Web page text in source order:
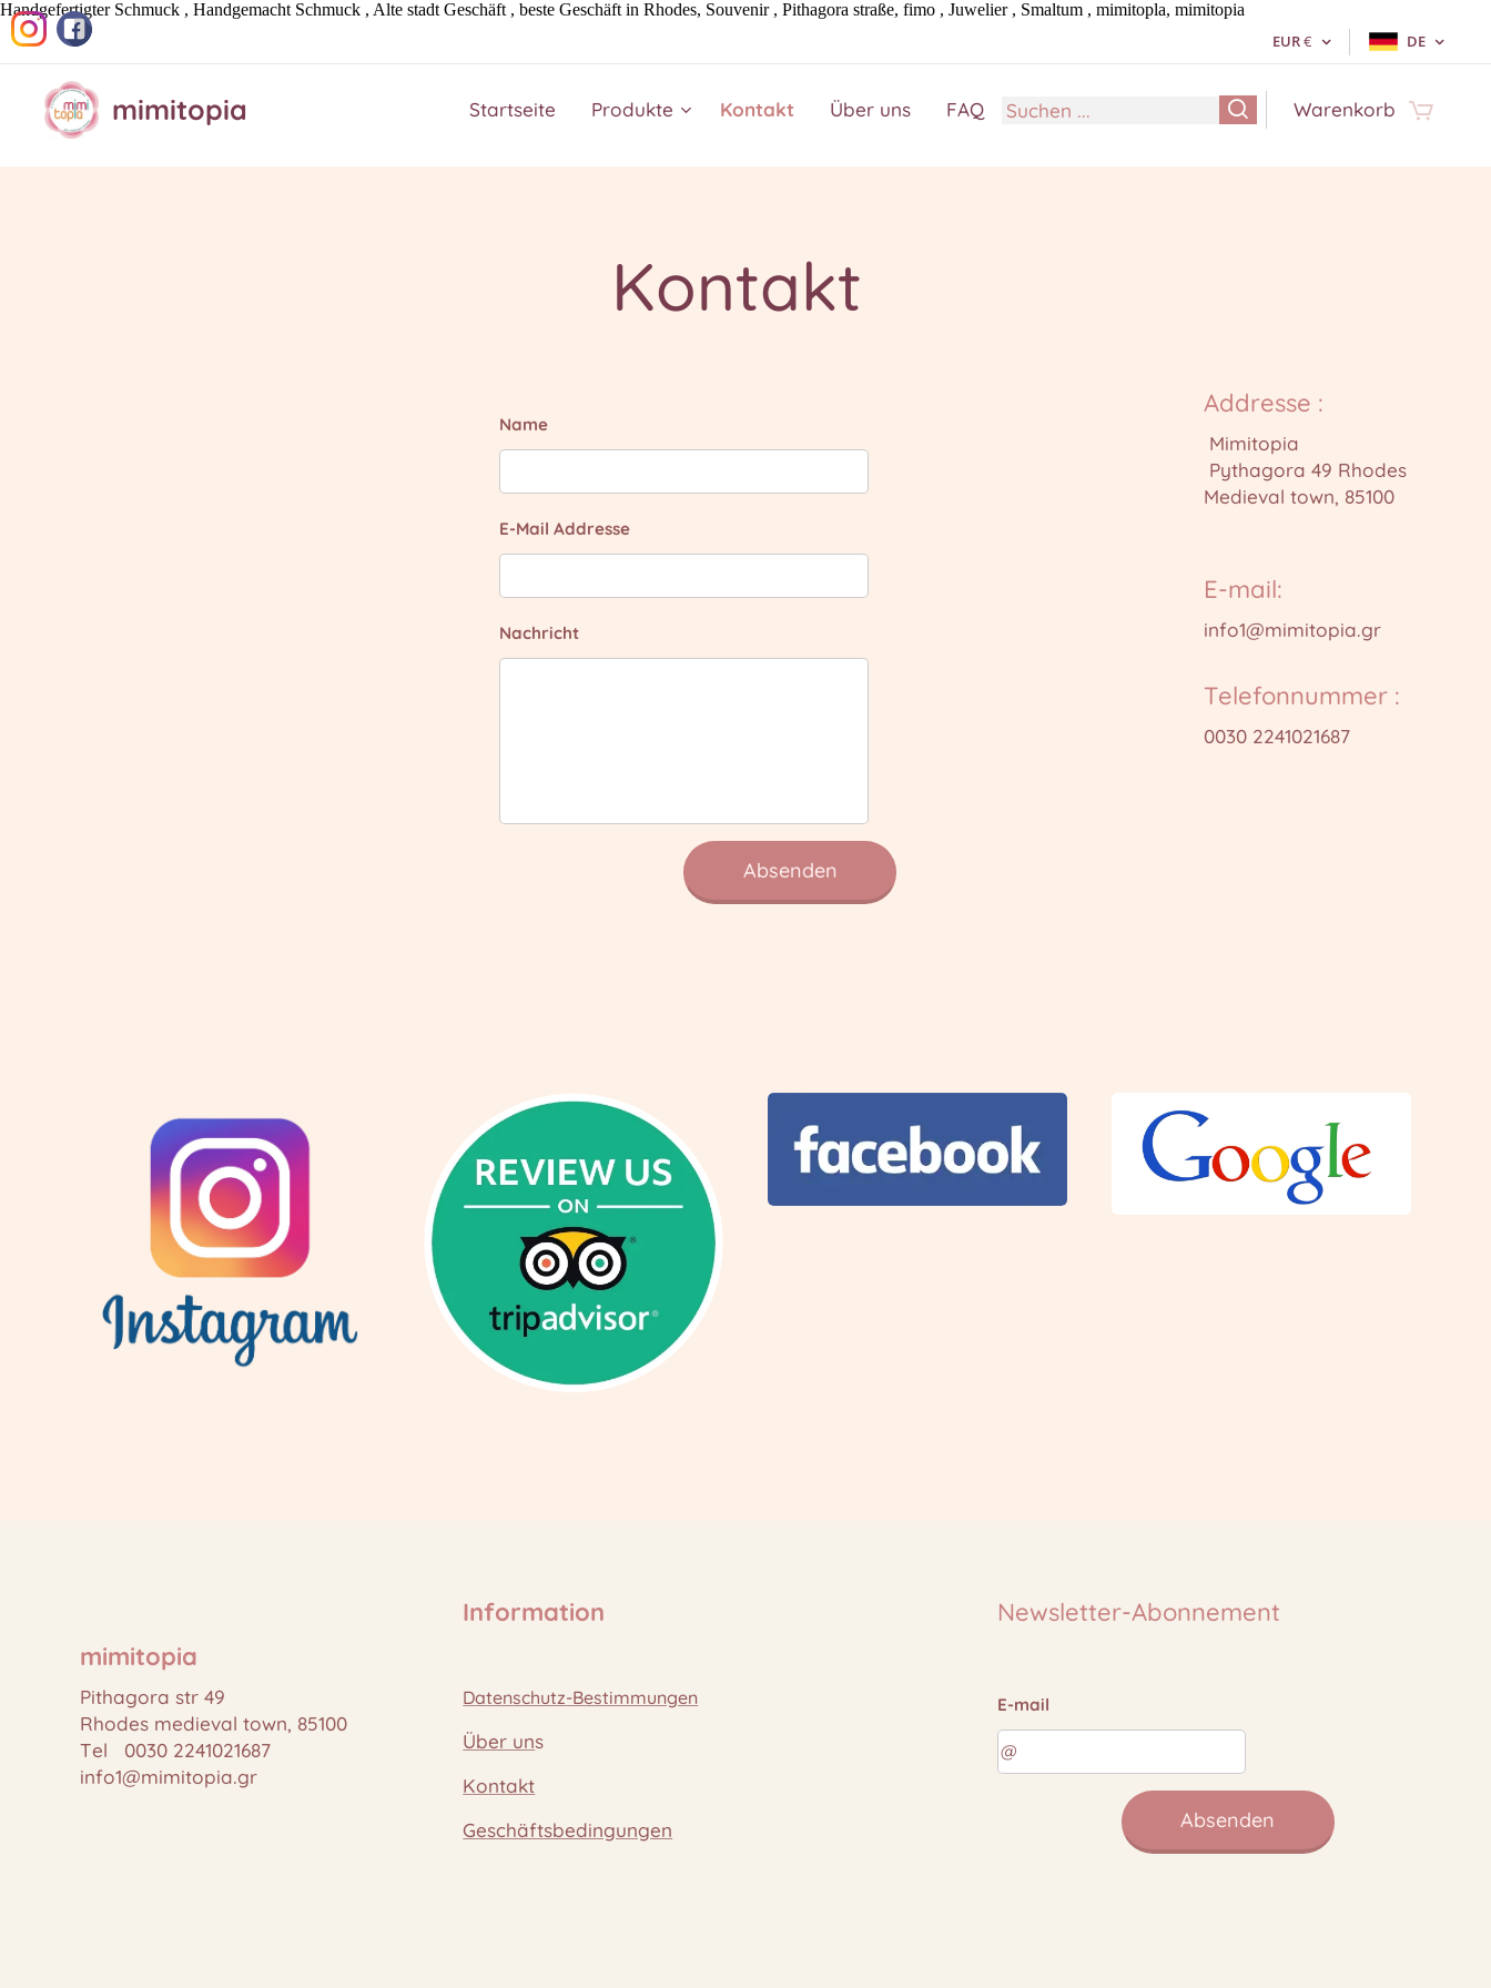
Handgefertigter Schmuck , Handgemacht Schmuck , Alte stadt Geschäft , beste Geschäft in Rhodes, Souvenir , Pithagora straße, fimo , Juwelier , Smaltum , mimitopla, mimitopia
EUR€ DE
mimitopia Startseite Produkte Kontakt Über uns FAQ Warenkorb
Kontakt
Name
E-Mail Addresse
Nachricht
Absenden
Addresse :
Mimitopia
Pythagora 49 Rhodes
Medieval town, 85100
E-mail:
info1@mimitopia.gr
Telefonnummer :
0030 2241021687
mimitopia
Pithagora str 49
Rhodes medieval town, 85100
Tel 0030 2241021687
info1@mimitopia.gr
Information
Datenschutz-Bestimmungen
Über uns
Kontakt
Geschäftsbedingungen
Newsletter-Abonnement
E-mail
Absenden